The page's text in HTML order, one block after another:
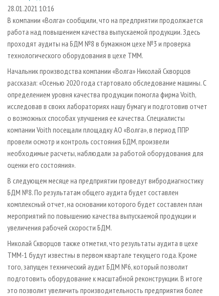
СУШКА ДРЕВЕСИНЫ
ПРОИЗВОДСТВО ДРЕВЕСНЫХ ПЛИТ
ДЕРЕВЯННОЕ ДОМОСТРОЕНИЕ
ПРОИЗВОДСТВО МЕБЕЛИ
БИОЭНЕРГЕТИКА
ЦБП
ИНСТРУМЕНТ И МАТЕРИАЛЫ
ПЕРСОНЫ
МОБИЛЬНЫЕ ВЫСТАВКИ
ОФИЦИАЛЬНЫЕ ДЕЛЕГАЦИИ
ПРИОРИТЕТНЫЕ ИНВЕСТПРОЕКТЫ
RUSSIAN FORESTRY REVIEW
ГАЗЕТА ЛЕСПРОМФОРУМ
БИБЛИОТЕКА СПЕЦИАЛИСТА
КОНТАКТЫ
РЕКЛАМА
РЕКЛАМА НА САЙТЕ
28.01.2021 10:16
В компании «Волга» сообщили, что на предприятии продолжается
работа над повышением качества выпускаемой продукции. Здесь
проходят аудиты на БДМ №8 в бумажном цехе №3 и проверка
технологического оборудования в цехе ТММ.
Начальник производства компании «Волга» Николай Скворцов
рассказал: «Осенью 2020 года стартовало обследование машины. С
определением уровня качества продукции помогла фирма Voith,
исследовав в своих лабораториях нашу бумагу и подготовив отчет
о возможных способах улучшения ее качества. Специалисты
компании Voith посещали площадку АО «Волга», в период ППР
провели осмотр и контроль состояния БДМ, произвели
необходимые расчеты, наблюдали за работой оборудования для
оценки его состояния».
В следующем месяце на предприятии проведут вибродиагностику
БДМ №8. По результатам общего аудита будет составлен
комплексный отчет, на основании которого будет составлен план
мероприятий по повышению качества выпускаемой продукции и
увеличения рабочей скорости БДМ.
Николай Скворцов также отметил, что результаты аудита в цехе
ТММ-1 будут известны в первом квартале текущего года. Кроме
того, запущен технический аудит БДМ №6, который позволит
подготовить оборудование к масштабной реконструкции. В итоге
это позволит увеличить производительность предприятия более